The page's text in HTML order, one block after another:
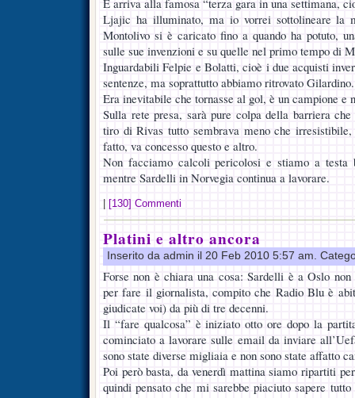
E arriva alla famosa “terza gara in una settimana,
Ljajic ha illuminato, ma io vorrei sottolineare la
Montolivo si è caricato fino a quando ha potuto,
sulle sue invenzioni e su quelle nel primo tempo di
Inguardabili Felpie e Bolatti, cioè i due acquisti
sentenze, ma soprattutto abbiamo ritrovato Gilardino.
Era inevitabile che tornasse al gol, è un campione e
Sulla rete presa, sarà pure colpa della barriera
tiro di Rivas tutto sembrava meno che
fatto, va concesso questo e altro.
Non facciamo calcoli pericolosi e stiamo a testa
mentre Sardelli in Norvegia continua a lavorare.
[130] Commenti
Platini e altro ancora
Inserito da admin il 20 Feb 2010 5:57 am.
Forse non è chiara una cosa: Sardelli è a Oslo
per fare il giornalista, compito che Radio Blu è
giudicate voi) da più di tre decenni.
Il “fare qualcosa” è iniziato otto ore dopo la
cominciato a lavorare sulle email da inviare
sono state diverse migliaia e non sono state affatto
Poi però basta, da venerdì mattina siamo ripartiti
quindi pensato che mi sarebbe piaciuto sapere